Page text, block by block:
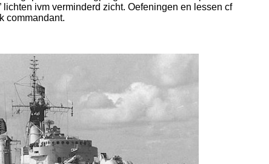
ivm verminderd zicht. Oefeningen en lessen cf
commandant.